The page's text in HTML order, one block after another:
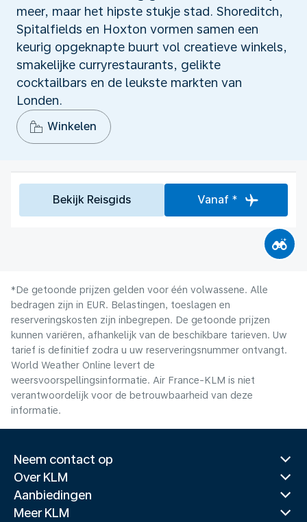
meer, maar het hipste stukje stad. Shoreditch,
Spitalfields en Hoxton vormen samen een
keurig opgeknapte buurt vol creatieve winkels,
smakelijke curryrestaurants, gelikte
cocktailbars en de leukste markten van
Londen.
Winkelen
Bekijk Reisgids Vanaf *
*De getoonde prijzen gelden voor één volwassene. Alle
bedragen zijn in EUR. Belastingen, toeslagen en
reserveringskosten zijn inbegrepen. De getoonde prijzen
kunnen variëren, afhankelijk van de beschikbare tarieven. Uw
tarief is definitief zodra u uw reserveringsnummer ontvangt.
World Weather Online levert de
weersvoorspellingsinformatie. Air France-KLM is niet
verantwoordelijk voor de betrouwbaarheid van deze
informatie.
Neem contact op
Over KLM
Aanbiedingen
Meer KLM